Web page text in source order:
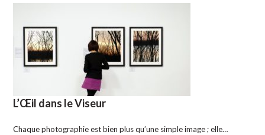
L’Œil dans le Viseur
Chaque photographie est bien plus qu’une simple image ; elle…